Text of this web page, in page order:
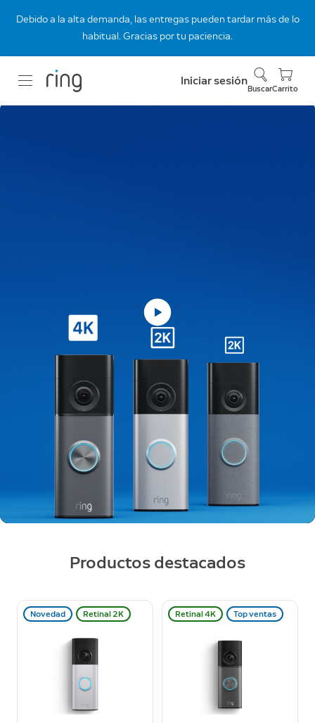
Debido a la alta demanda, las entregas pueden tardar más de lo
habitual. Gracias por tu paciencia.
Iniciar sesión
BuscarCarrito
Productos destacados
Novedad Retinal 2K Retinal 4K Top ventas